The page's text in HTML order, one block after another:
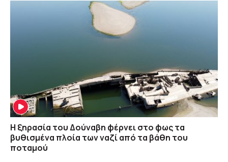
Η ξηρασία του Δούναβη φέρνει στο φως τα
βυθισμένα πλοία των ναζί από τα βάθη του
ποταμού